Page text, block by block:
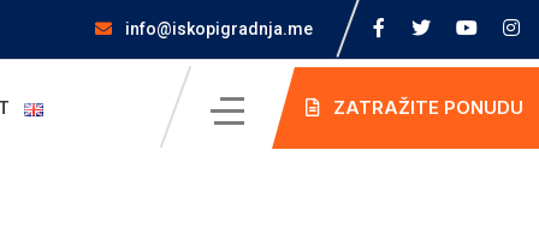
info@iskopigradnja.me
ZATRAŽITE PONUDU